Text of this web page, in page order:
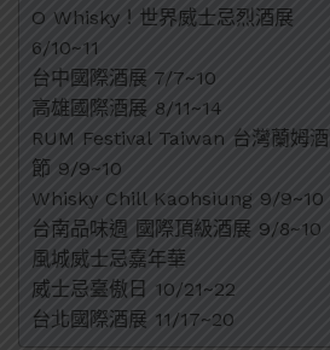
O Whisky！世界威士忌烈酒展
6/10~11
台中國際酒展 7/7~10
高雄國際酒展 8/11~14
RUM Festival Taiwan 台灣蘭姆酒
節 9/9~10
Whisky Chill Kaohsiung 9/9~10
台南品味週 國際頂級酒展 9/8~10
風城威士忌嘉年華
威士忌臺傲日 10/21~22
台北國際酒展 11/17~20